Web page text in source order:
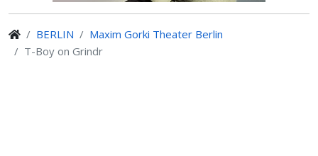
BERLIN
Maxim Gorki Theater Berlin
T-Boy on Grindr